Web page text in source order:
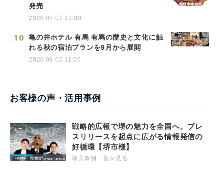
発売
2026.08.07 13:00
10
亀の井ホテル 有馬 有馬の歴史と文化に触
れる秋の宿泊プランを9月から展開
2026.08.06 11:00
お客様の声・活用事例
戦略的広報で堺の魅力を全国へ。プレ
スリリースを起点に広がる情報発信の
好循環【堺市様】
導入事例一覧を見る